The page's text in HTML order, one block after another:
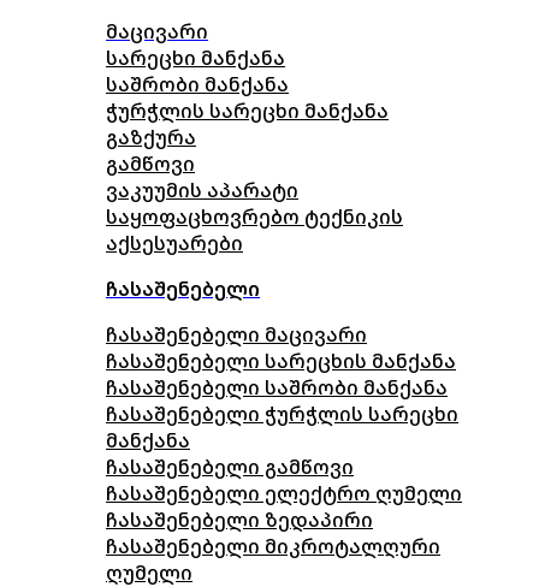
მაცივარი
სარეცხი მანქანა
საშრობი მანქანა
ჭურჭლის სარეცხი მანქანა
გაზქურა
გამწოვი
ვაკუუმის აპარატი
საყოფაცხოვრებო ტექნიკის
აქსესუარები
ჩასაშენებელი
ჩასაშენებელი მაცივარი
ჩასაშენებელი სარეცხის მანქანა
ჩასაშენებელი საშრობი მანქანა
ჩასაშენებელი ჭურჭლის სარეცხი
მანქანა
ჩასაშენებელი გამწოვი
ჩასაშენებელი ელექტრო ღუმელი
ჩასაშენებელი ზედაპირი
ჩასაშენებელი მიკროტალღური
ღუმელი